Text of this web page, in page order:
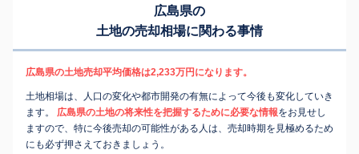
広島県の
土地の売却相場に関わる事情
広島県の土地売却平均価格は2,233万円になります。
土地相場は、人口の変化や都市開発の有無によって今後も変化していき
ます。
広島県の土地の将来性を把握するために必要な情報をお見せし
ますので、特に今後売却の可能性がある人は、売却時期を見極めるため
にも必ず押さえておきましょう。